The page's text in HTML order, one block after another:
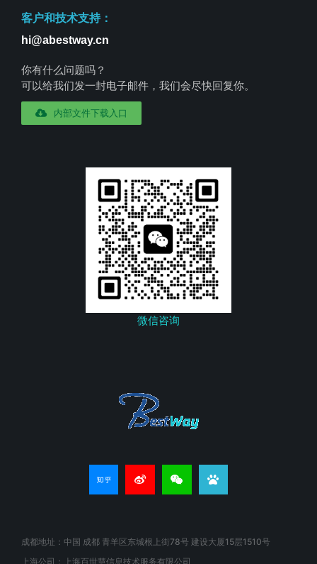
客户和技术支持：
hi@abestway.cn
你有什么问题吗？
可以给我们发一封电子邮件，我们会尽快回复你。
内部文件下载入口
微信咨询
成都地址：中国 成都 青羊区东城根上街78号 建设大厦15层1510号
上海公司：上海百世慧信息技术服务有限公司